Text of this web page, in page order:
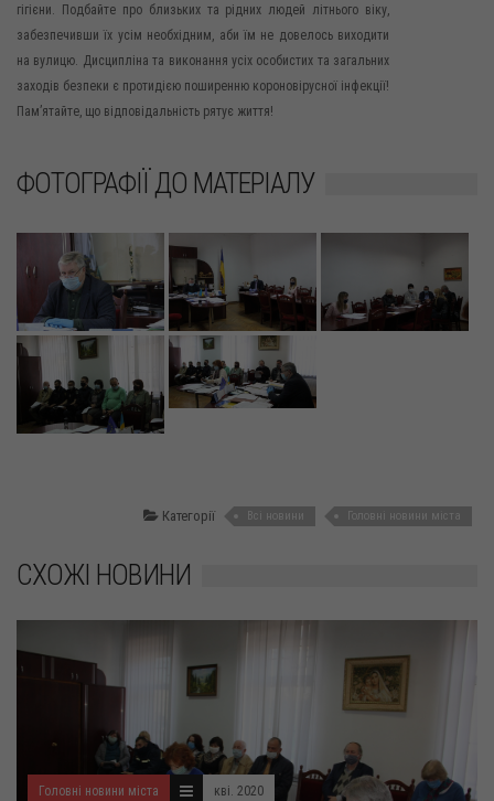
гігієни. Подбайте про близьких та рідних людей літнього віку,
забезпечивши їх усім необхідним, аби їм не довелось виходити
на вулицю. Дисципліна та виконання усіх особистих та загальних
заходів безпеки є протидією поширенню короновірусної інфекції!
Пам’ятайте, що відповідальність рятує життя!
ФОТОГРАФІЇ ДО МАТЕРІАЛУ
Категорії Всі новини Головні новини міста
СХОЖІ НОВИНИ
Головні новини міста кві. 2020